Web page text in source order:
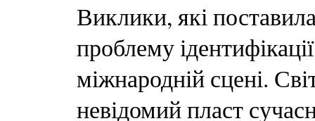
Виклики, які
проблему
міжнародній сцені.
невідомий пласт